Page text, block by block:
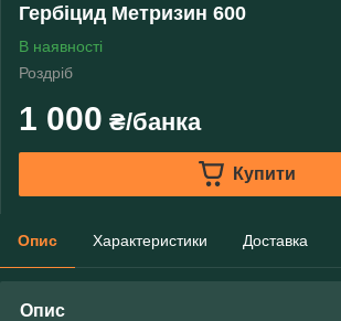
Гербіцид Метризин 600
В наявності
Роздріб
1 000 ₴/банка
Купити
Опис Характеристики Доставка
Опис